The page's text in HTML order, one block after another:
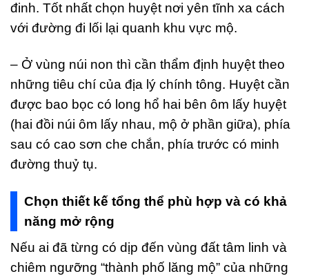
đinh. Tốt nhất chọn huyệt nơi yên tĩnh xa cách
với đường đi lối lại quanh khu vực mộ.
– Ở vùng núi non thì cần thẩm định huyệt theo
những tiêu chí của địa lý chính tông. Huyệt cần
được bao bọc có long hổ hai bên ôm lấy huyệt
(hai đồi núi ôm lấy nhau, mộ ở phần giữa), phía
sau có cao sơn che chắn, phía trước có minh
đường thuỷ tụ.
Chọn thiết kế tổng thể phù hợp và có khả
năng mở rộng
Nếu ai đã từng có dịp đến vùng đất tâm linh và
chiêm ngưỡng “thành phố lăng mộ” của những